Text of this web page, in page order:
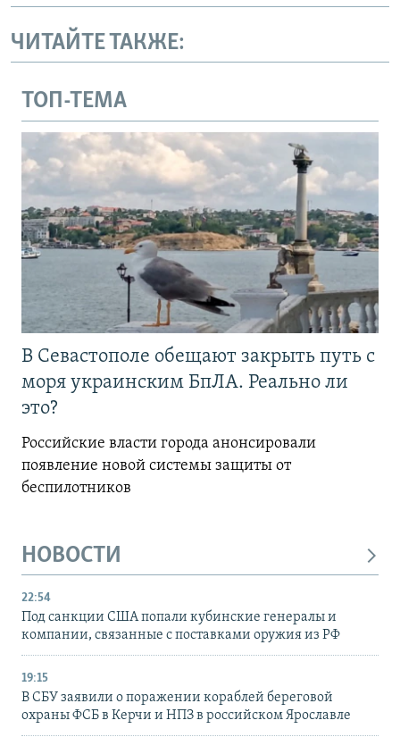
ЧИТАЙТЕ ТАКЖЕ:
ТОП-ТЕМА
В Севастополе обещают закрыть путь с
моря украинским БпЛА. Реально ли
это?
Российские власти города анонсировали
появление новой системы защиты от
беспилотников
НОВОСТИ
22:54
Под санкции США попали кубинские генералы и
компании, связанные с поставками оружия из РФ
19:15
В СБУ заявили о поражении кораблей береговой
охраны ФСБ в Керчи и НПЗ в российском Ярославле